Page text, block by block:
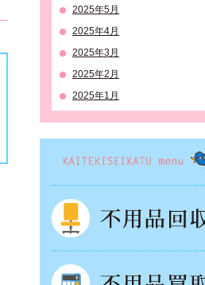
2025年5月
2025年4月
2025年3月
2025年2月
2025年1月